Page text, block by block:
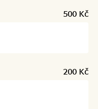
500 Kč
200 Kč